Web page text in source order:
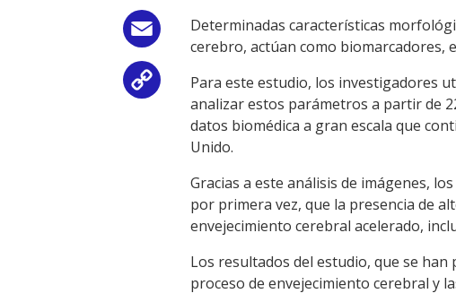
Email
Copy
Link
Determinadas características
cerebro, actúan como biomarcadores,
Para este estudio, los investigadores
analizar estos parámetros a partir de
datos biomédica a gran escala que
Unido.
Gracias a este análisis de imágenes,
por primera vez, que la presencia de
envejecimiento cerebral acelerado,
Los resultados del estudio, que se
proceso de envejecimiento cerebral y